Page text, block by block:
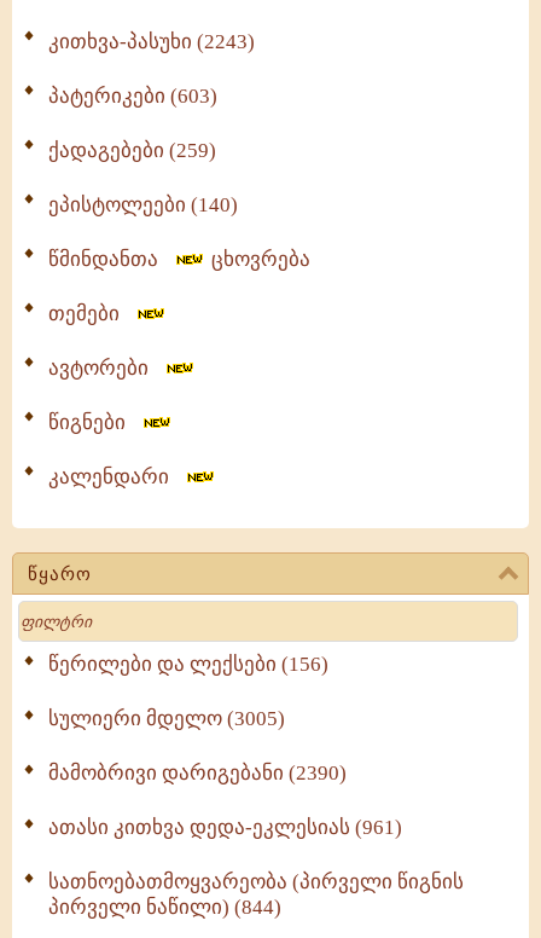
კითხვა-პასუხი (2243)
პატერიკები (603)
ქადაგებები (259)
ეპისტოლეები (140)
წმინდანთა ცხოვრება
თემები
ავტორები
წიგნები
კალენდარი
წყარო
Search
წერილები და ლექსები (156)
სულიერი მდელო (3005)
მამობრივი დარიგებანი (2390)
ათასი კითხვა დედა-ეკლესიას (961)
სათნოებათმოყვარეობა (პირველი წიგნის
პირველი ნაწილი) (844)